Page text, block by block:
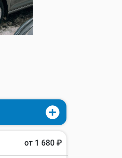
от 1 680 ₽